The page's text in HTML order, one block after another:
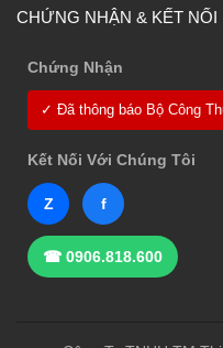
CHỨNG NHẬN & KẾT NỐI
Chứng Nhận
✓ Đã thông báo Bộ Công
Kết Nối Với Chúng Tôi
Z f
☎ 0906.818.600